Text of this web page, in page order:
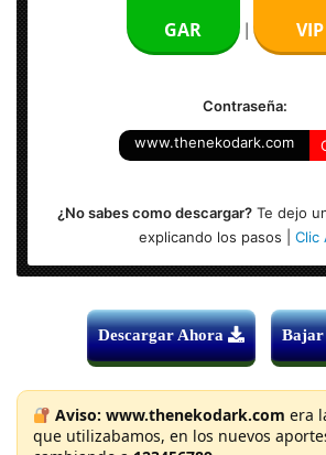
GAR
VIP
Contraseña:
www.thenekodark.com
¿No sabes como descargar?Te dejo
explicando los pasos | Clic
Descargar Ahora
Aviso: www.thenekodark.com era
que utilizabamos, en los nuevos